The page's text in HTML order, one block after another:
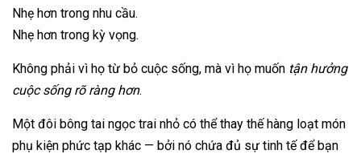
Nhẹ hơn trong nhu cầu.
Nhẹ hơn trong kỳ vọng.
Không phải vì họ từ bỏ cuộc sống, mà vì họ muốn tận hưởng
cuộc sống rõ ràng hơn.
Một đôi bông tai ngọc trai nhỏ có thể thay thế hàng loạt món
phụ kiện phức tạp khác — bởi nó chứa đủ sự tinh tế để bạn